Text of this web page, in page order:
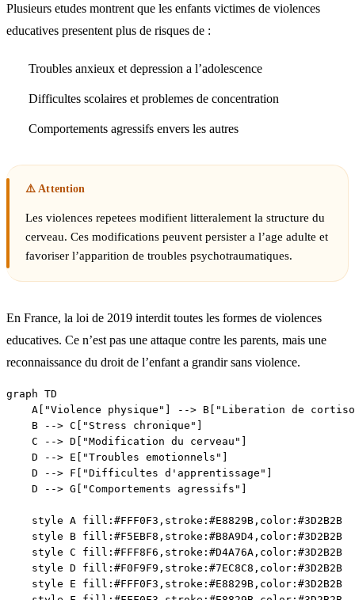
Plusieurs etudes montrent que les enfants victimes de violences
educatives presentent plus de risques de :
Troubles anxieux et depression a l’adolescence
Difficultes scolaires et problemes de concentration
Comportements agressifs envers les autres
Les violences repetees modifient litteralement la structure du
cerveau. Ces modifications peuvent persister a l’age adulte et
favoriser l’apparition de troubles psychotraumatiques.
En France, la loi de 2019 interdit toutes les formes de violences
educatives. Ce n’est pas une attaque contre les parents, mais une
reconnaissance du droit de l’enfant a grandir sans violence.
graph TD
A["Violence physique"] --> B["Liberation de
    B --> C["Stress chronique"]
    C --> D["Modification du cerveau"]
    D --> E["Troubles emotionnels"]
    D --> F["Difficultes d'apprentissage"]
    D --> G["Comportements agressifs"]
    style A fill:#FFF0F3,stroke:#E8829B,color:#3D2B2B
    style B fill:#F5EBF8,stroke:#B8A9D4,color:#3D2B2B
    style C fill:#FFF8F6,stroke:#D4A76A,color:#3D2B2B
    style D fill:#F0F9F9,stroke:#7EC8C8,color:#3D2B2B
    style E fill:#FFF0F3,stroke:#E8829B,color:#3D2B2B